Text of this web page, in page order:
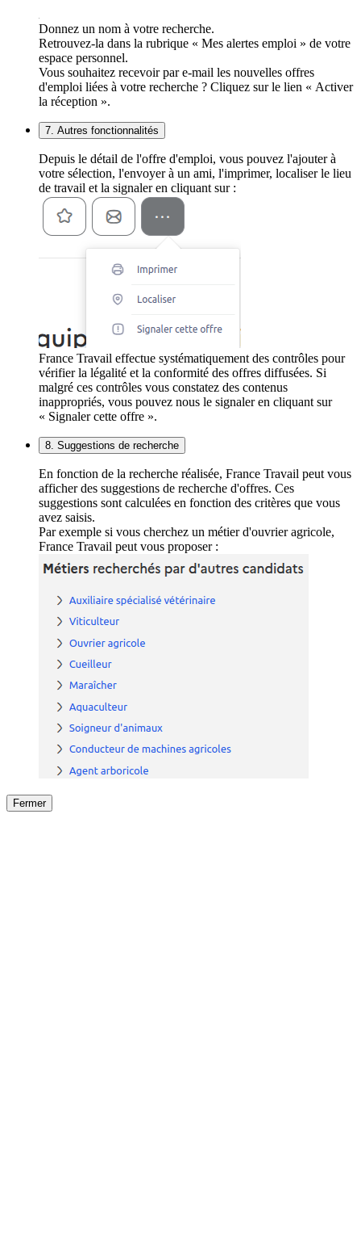
Donnez un nom à votre recherche.
Retrouvez-la dans la rubrique « Mes alertes emploi » de votre
espace personnel.
Vous souhaitez recevoir par e-mail les nouvelles offres
d'emploi liées à votre recherche ? Cliquez sur le lien « Activer
la réception ».
7. Autres fonctionnalités
Depuis le détail de l'offre d'emploi, vous pouvez l'ajouter à
votre sélection, l'envoyer à un ami, l'imprimer, localiser le lieu
de travail et la signaler en cliquant sur :
France Travail effectue systématiquement des contrôles pour
vérifier la légalité et la conformité des offres diffusées. Si
malgré ces contrôles vous constatez des contenus
inappropriés, vous pouvez nous le signaler en cliquant sur
« Signaler cette offre ».
8. Suggestions de recherche
En fonction de la recherche réalisée, France Travail peut vous
afficher des suggestions de recherche d'offres. Ces
suggestions sont calculées en fonction des critères que vous
avez saisis.
Par exemple si vous cherchez un métier d'ouvrier agricole,
France Travail peut vous proposer :
Fermer